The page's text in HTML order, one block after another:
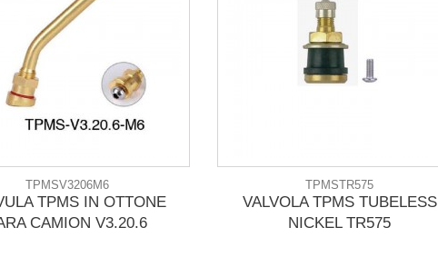
TPMSV3206M6
TPMS IN OTTONE
CAMION V3.20.6
TPMSTR575
VALVOLA TPMS TUBELESS
NICKEL TR575